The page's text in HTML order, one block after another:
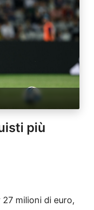
più
27 milioni di euro,